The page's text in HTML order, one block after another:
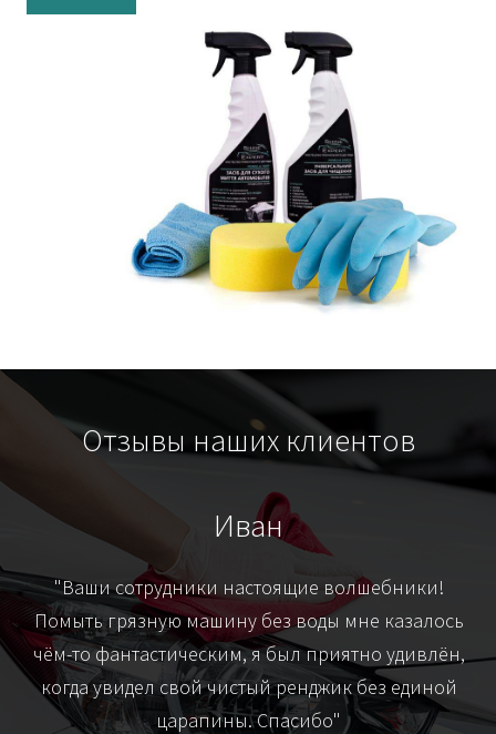
Отзывы наших клиентов
Иван
"Ваши сотрудники настоящие волшебники!
Помыть грязную машину без воды мне казалось
чём-то фантастическим, я был приятно удивлён,
когда увидел свой чистый ренджик без единой
царапины. Спасибо"